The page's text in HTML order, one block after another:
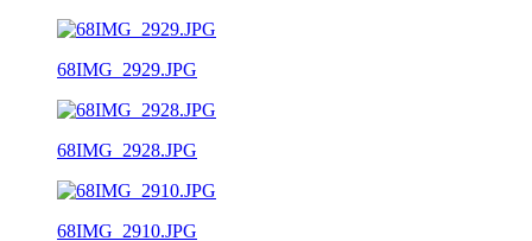
68IMG_2929.JPG
68IMG_2928.JPG
68IMG_2910.JPG